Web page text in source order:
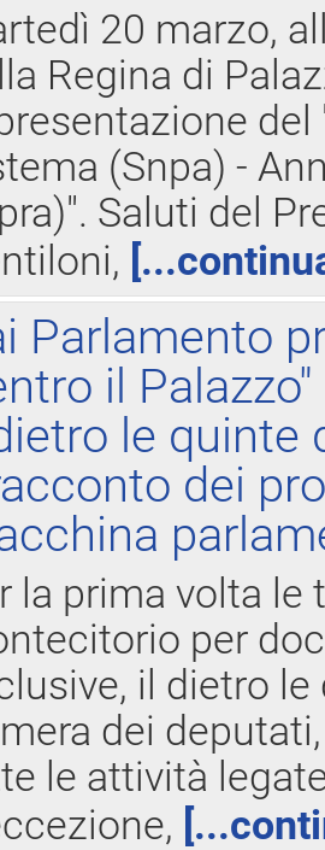
20 marzo,
Regina di
(Snpa) -
Saluti del
Parlamento
il Palazzo"
le quinte
dei
la prima volta le
per
il dietro
dei
le attività